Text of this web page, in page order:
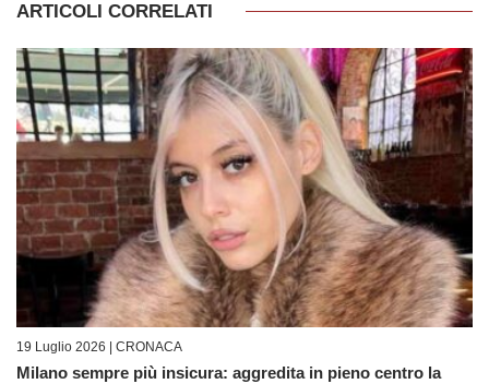
ARTICOLI CORRELATI
19 Luglio 2026 | CRONACA
Milano sempre più insicura: aggredita in pieno centro la